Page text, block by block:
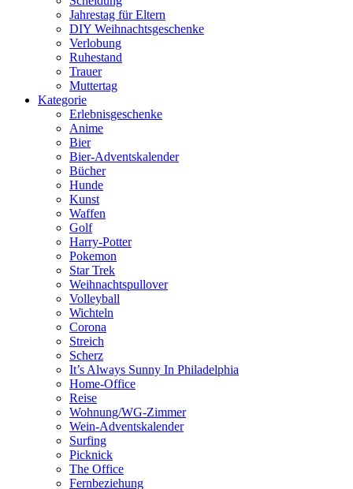
Jahrestag für Eltern
DIY Weihnachtsgeschenke
Verlobung
Ruhestand
Trauer
Muttertag
Kategorie
Erlebnisgeschenke
Anime
Bier
Bier-Adventskalender
Bücher
Hunde
Kunst
Waffen
Golf
Harry-Potter
Pokemon
Star Trek
Weihnachtspullover
Volleyball
Wichteln
Corona
Streich
Scherz
It’s Always Sunny In Philadelphia
Home-Office
Reise
Wohnung/WG-Zimmer
Wein-Adventskalender
Surfing
Picknick
The Office
Fernbeziehung